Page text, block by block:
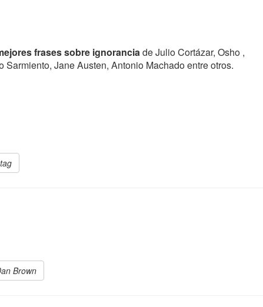
frases sobre ignoranciade Julio Cortázar, Osho ,
Jane Austen, Antonio Machado entre otros.
Brown